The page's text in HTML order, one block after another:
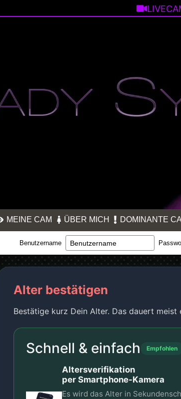
MEINE CAM ÜBER MICH DOMINANTE
Benutzername
Alter bestätigen
Bestätige kurz Dein Alter. Das dauert
Schnell & einfach Empfohlen
Altersverifikation
per Smartphone-Kamera
Es wird das Alter in